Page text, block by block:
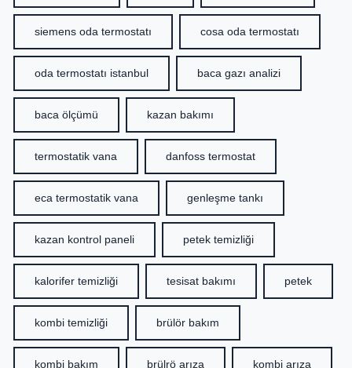
siemens oda termostatı cosa oda termostatı
oda termostatı istanbul baca gazı analizi
baca ölçümü kazan bakımı
termostatik vana danfoss termostat
eca termostatik vana genleşme tankı
kazan kontrol paneli petek temizliği
kalorifer temizliği tesisat bakımı petek
kombi temizliği brülör bakım
kombi bakım brülrö arıza kombi arıza